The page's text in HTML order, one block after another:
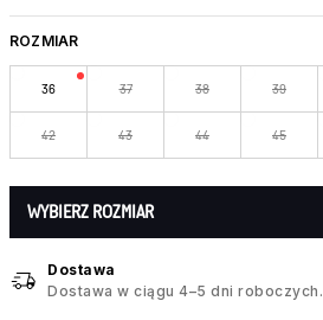
ROZMIAR
36 37 38 39
42 43 44 45
WYBIERZ ROZMIAR
Dostawa
Dostawa w ciągu 4–5 dni roboczych.